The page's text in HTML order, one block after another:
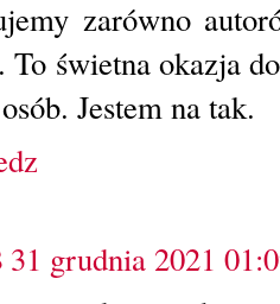
zarówno
To świetna okazja
Jestem na tak.
31 grudnia 2021